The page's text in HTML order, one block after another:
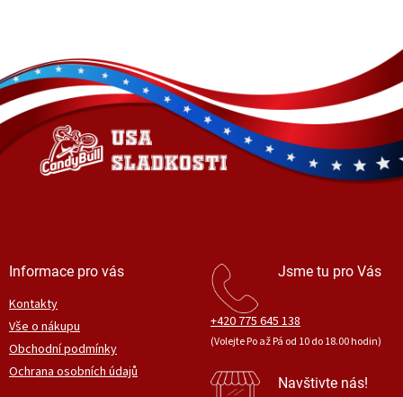
á
p
a
í
Informace pro vás
Kontakty
Vše o nákupu
Obchodní podmínky
Ochrana osobních údajů
Jsme tu pro Vás
+420 775 645 138
(Volejte Po až Pá od 10 do 18.00 hodin)
Navštivte nás!